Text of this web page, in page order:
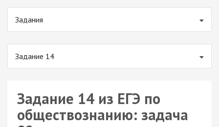
Задания
Задание 14
Задание 14 из ЕГЭ по
обществознанию: задача